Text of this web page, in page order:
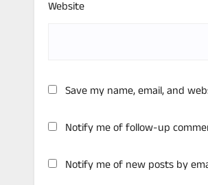
Website
Save my name, email, and
Notify me of follow-up
Notify me of new posts by